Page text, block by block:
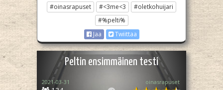
#oinasrapuset #<3me<3
#oletkohuijari
#%pelti%
Jaa
Twiittaa
Peltin ensimmäinen testi
2021-03-31 oinasrapuset